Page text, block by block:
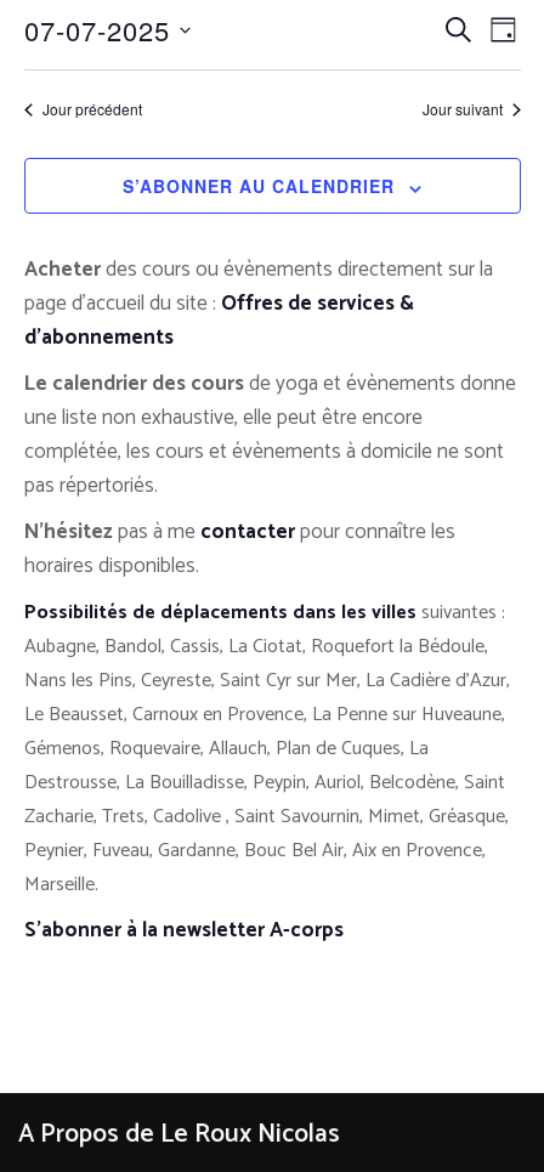
et
de
vues
&
JOUR
07-07-2025
Sélectionnez
une
date.
Jour précédent Jour suivant
S’ABONNER AU CALENDRIER
Acheterdes cours ou évènements directement sur la
page d’accueil du site : Offres de services &
d’abonnements
Le calendrier des coursde yoga et évènements donne
une liste non exhaustive, elle peut être encore
complétée, les cours et évènements à domicile ne sont
pas répertoriés.
N’hésitezpas à mecontacterpour connaître les
horaires disponibles.
Possibilités de déplacements dans les villessuivantes :
Aubagne, Bandol, Cassis, La Ciotat, Roquefort la Bédoule,
Nans les Pins, Ceyreste, Saint Cyr sur Mer, La Cadière d’Azur,
Le Beausset, Carnoux en Provence, La Penne sur Huveaune,
Gémenos, Roquevaire, Allauch, Plan de Cuques, La
Destrousse, La Bouilladisse, Peypin, Auriol, Belcodène, Saint
Zacharie, Trets, Cadolive , Saint Savournin, Mimet, Gréasque,
Peynier, Fuveau, Gardanne, Bouc Bel Air, Aix en Provence,
Marseille.
S’abonner à la newsletter A-corps
A Propos de Le Roux Nicolas